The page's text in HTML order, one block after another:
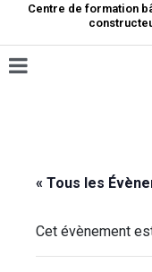
Centre de formation
« Tous les
Cet évènement